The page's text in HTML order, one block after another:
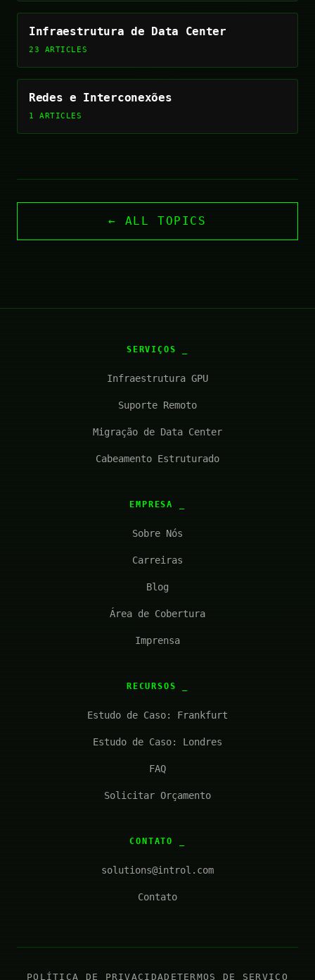
Infraestrutura de Data Center
23 ARTICLES
Redes e Interconexões
1 ARTICLES
← ALL TOPICS
SERVIÇOS
Infraestrutura GPU
Suporte Remoto
Migração de Data Center
Cabeamento Estruturado
EMPRESA
Sobre Nós
Carreiras
Blog
Área de Cobertura
Imprensa
RECURSOS
Estudo de Caso: Frankfurt
Estudo de Caso: Londres
FAQ
Solicitar Orçamento
CONTATO
solutions@introl.com
Contato
POLÍTICA DE PRIVACIDADETERMOS DE SERVIÇO